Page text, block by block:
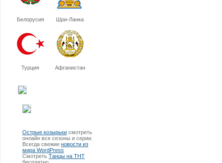
Белорусия Шри-Ланка
Турция Афганистан
Острые козырьки смотреть
онлайн все сезоны и серии.
Всегда свежие новости из
мира WordPress
Смотреть Танцы на ТНТ